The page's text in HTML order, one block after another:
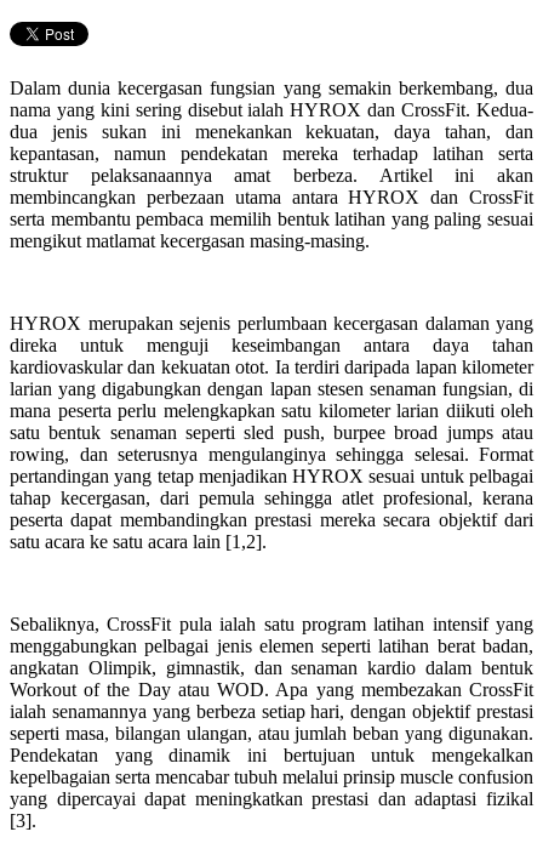
Dalam dunia kecergasan fungsian yang semakin berkembang, dua
nama yang kini sering disebut ialah HYROX dan CrossFit. Kedua-
dua jenis sukan ini menekankan kekuatan, daya tahan, dan
kepantasan, namun pendekatan mereka terhadap latihan serta
struktur pelaksanaannya amat berbeza. Artikel ini akan
membincangkan perbezaan utama antara HYROX dan CrossFit
serta membantu pembaca memilih bentuk latihan yang paling sesuai
mengikut matlamat kecergasan masing-masing.
HYROX merupakan sejenis perlumbaan kecergasan dalaman yang
direka untuk menguji keseimbangan antara daya tahan
kardiovaskular dan kekuatan otot. Ia terdiri daripada lapan kilometer
larian yang digabungkan dengan lapan stesen senaman fungsian, di
mana peserta perlu melengkapkan satu kilometer larian diikuti oleh
satu bentuk senaman seperti sled push, burpee broad jumps atau
rowing, dan seterusnya mengulanginya sehingga selesai. Format
pertandingan yang tetap menjadikan HYROX sesuai untuk pelbagai
tahap kecergasan, dari pemula sehingga atlet profesional, kerana
peserta dapat membandingkan prestasi mereka secara objektif dari
satu acara ke satu acara lain [1,2].
Sebaliknya, CrossFit pula ialah satu program latihan intensif yang
menggabungkan pelbagai jenis elemen seperti latihan berat badan,
angkatan Olimpik, gimnastik, dan senaman kardio dalam bentuk
Workout of the Day atau WOD. Apa yang membezakan CrossFit
ialah senamannya yang berbeza setiap hari, dengan objektif prestasi
seperti masa, bilangan ulangan, atau jumlah beban yang digunakan.
Pendekatan yang dinamik ini bertujuan untuk mengekalkan
kepelbagaian serta mencabar tubuh melalui prinsip muscle confusion
yang dipercayai dapat meningkatkan prestasi dan adaptasi fizikal
[3].